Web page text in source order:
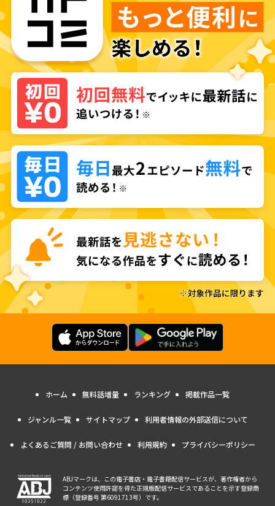
ホーム 無料話増量 ランキング 掲載作品一覧
ジャンル一覧 サイトマップ 利用者情報の外部送信について
よくあるご質問 / お問い合わせ 利用規約 プライバシーポリシー
ABJマークは、この電子書店・電子書籍配信サービスが、著作権者から
コンテンツ使用許諾を得た正規版配信サービスであることを示す登録商
標（登録番号 第6091713号）です。